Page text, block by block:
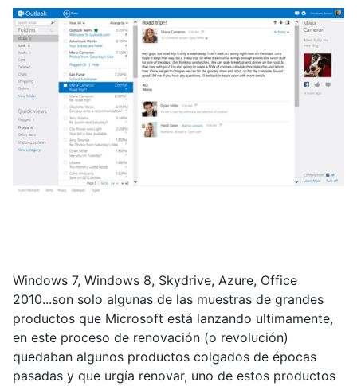
Windows 7, Windows 8, Skydrive, Azure, Office
2010...son solo algunas de las muestras de grandes
productos que Microsoft está lanzando ultimamente,
en este proceso de renovación (o revolución)
quedaban algunos productos colgados de épocas
pasadas y que urgía renovar, uno de estos productos